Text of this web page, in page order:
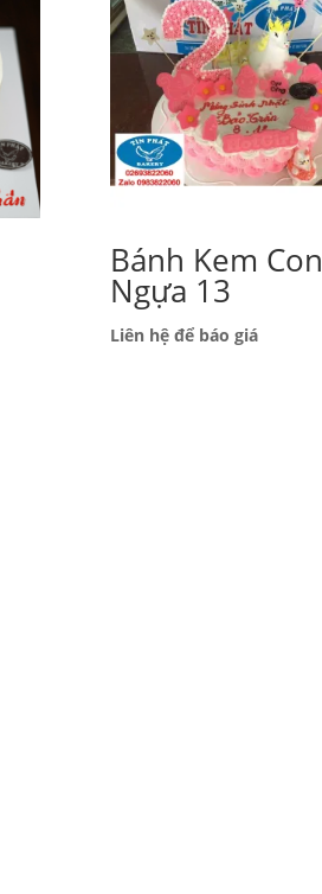
Bánh Kem Con
Ngựa 13
Liên hệ để báo giá